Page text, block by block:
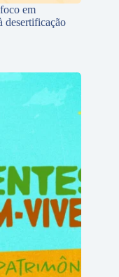
em
desertificação